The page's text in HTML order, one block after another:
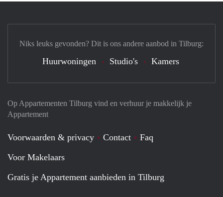
Op Appartementen Tilburg vind en verhuur je makkelijk je
Appartement
Voorwaarden & privacy Contact
Faq
Voor Makelaars
Gratis je Appartement aanbieden in Tilburg
Niks leuks gevonden? Dit is ons andere aanbod in Tilburg:
Huurwoningen Studio's Kamers